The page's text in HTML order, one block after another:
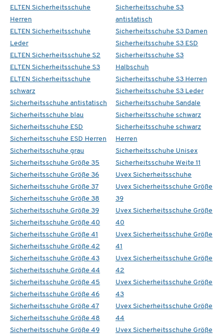
ELTEN Sicherheitsschuhe
Herren
ELTEN Sicherheitsschuhe
Leder
ELTEN Sicherheitsschuhe S2
ELTEN Sicherheitsschuhe S3
ELTEN Sicherheitsschuhe
schwarz
Sicherheitsschuhe antistatisch
Sicherheitsschuhe blau
Sicherheitsschuhe ESD
Sicherheitsschuhe ESD Herren
Sicherheitsschuhe grau
Sicherheitsschuhe Größe 35
Sicherheitsschuhe Größe 36
Sicherheitsschuhe Größe 37
Sicherheitsschuhe Größe 38
Sicherheitsschuhe Größe 39
Sicherheitsschuhe Größe 40
Sicherheitsschuhe Größe 41
Sicherheitsschuhe Größe 42
Sicherheitsschuhe Größe 43
Sicherheitsschuhe Größe 44
Sicherheitsschuhe Größe 45
Sicherheitsschuhe Größe 46
Sicherheitsschuhe Größe 47
Sicherheitsschuhe Größe 48
Sicherheitsschuhe Größe 49
Sicherheitsschuhe S3
antistatisch
Sicherheitsschuhe S3 Damen
Sicherheitsschuhe S3 ESD
Sicherheitsschuhe S3
Halbschuh
Sicherheitsschuhe S3 Herren
Sicherheitsschuhe S3 Leder
Sicherheitsschuhe Sandale
Sicherheitsschuhe schwarz
Sicherheitsschuhe schwarz
Herren
Sicherheitsschuhe Unisex
Sicherheitsschuhe Weite 11
Uvex Sicherheitsschuhe
Uvex Sicherheitsschuhe Größe
39
Uvex Sicherheitsschuhe Größe
40
Uvex Sicherheitsschuhe Größe
41
Uvex Sicherheitsschuhe Größe
42
Uvex Sicherheitsschuhe Größe
43
Uvex Sicherheitsschuhe Größe
44
Uvex Sicherheitsschuhe Größe